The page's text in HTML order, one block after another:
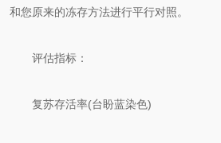
和您原来的冻存方法进行平行对照。
评估指标：
复苏存活率(台盼蓝染色)